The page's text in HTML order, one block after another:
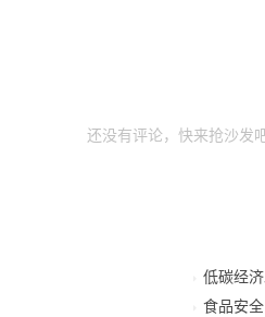
还没有评论，快来抢沙发
低碳经
食品安